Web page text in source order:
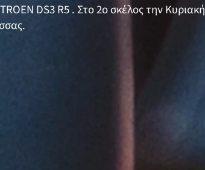
DS3 R5 . Στο 2ο σκέλος την Κυριακή